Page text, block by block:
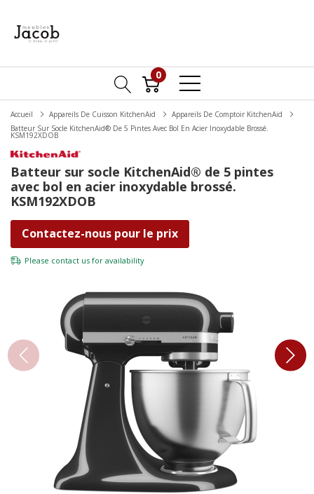
0
Accueil Appareils De Cuisson KitchenAid
Appareils De Comptoir KitchenAid
Batteur Sur Socle KitchenAid® De 5 Pintes Avec Bol En Acier Inoxydable Brossé.
KSM192XDOB
Batteur sur socle KitchenAid® de 5 pintes
avec bol en acier inoxydable brossé.
KSM192XDOB
Contactez-nous pour le prix
Please contact us for availability